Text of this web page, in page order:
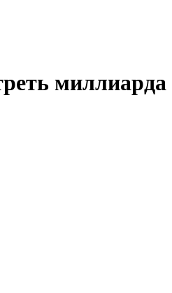
миллиарда